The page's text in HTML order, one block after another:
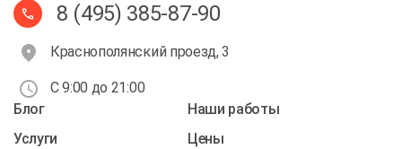
8 (495) 385-87-90
Краснополянский проезд, 3
С 9:00 до 21:00
Блог
Наши работы
Услуги
Цены